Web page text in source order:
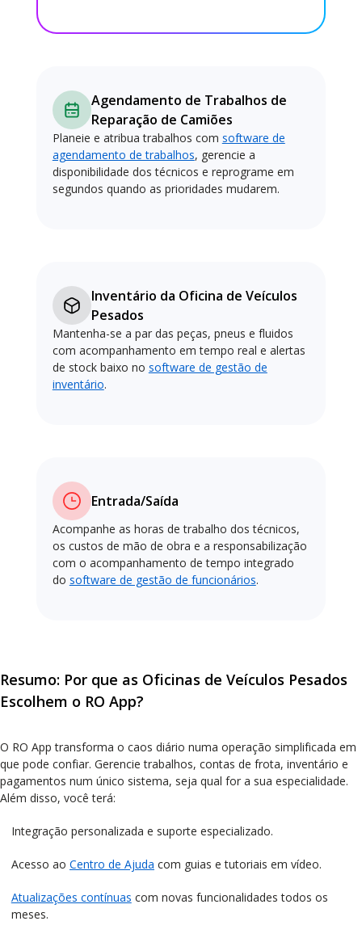
Agendamento de Trabalhos de
Reparação de Camiões
Planeie e atribua trabalhos com software de
agendamento de trabalhos, gerencie a
disponibilidade dos técnicos e reprograme em
segundos quando as prioridades mudarem.
Inventário da Oficina de Veículos
Pesados
Mantenha-se a par das peças, pneus e fluidos
com acompanhamento em tempo real e alertas
de stock baixo no software de gestão de
inventário.
Entrada/Saída
Acompanhe as horas de trabalho dos técnicos,
os custos de mão de obra e a responsabilização
com o acompanhamento de tempo integrado
do software de gestão de funcionários.
Resumo: Por que as Oficinas de Veículos Pesados
Escolhem o RO App?
O RO App transforma o caos diário numa operação simplificada em
que pode confiar. Gerencie trabalhos, contas de frota, inventário e
pagamentos num único sistema, seja qual for a sua especialidade.
Além disso, você terá:
Integração personalizada e suporte especializado.
Acesso ao Centro de Ajuda com guias e tutoriais em vídeo.
Atualizações contínuas com novas funcionalidades todos os
meses.